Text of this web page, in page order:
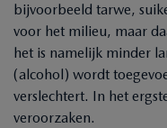
bijvoorbeeld tarwe,
voor het milieu, maar
het is namelijk minder
(alcohol) wordt
verslechtert. In het
veroorzaken.